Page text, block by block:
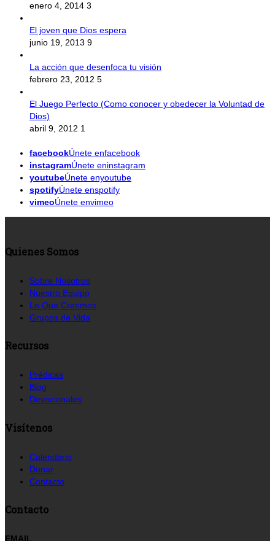
enero 4, 2014 3
El joven que Dios espera
junio 19, 2013 9
La acción que desenfoca tu visión
febrero 23, 2012 5
El Juego Perfecto (Como conocer y obedecer la Voluntad de
Dios)
abril 9, 2012 1
facebookÚnete enfacebook
instagramÚnete eninstagram
youtubeÚnete enyoutube
spotifyÚnete enspotify
vimeoÚnete envimeo
Quienes Somos
Sobre Nosotros
Nuestro Equipo
Lo Que Creemos
Grupos de Vida
Recursos
Prédicas
Blog
Devocionales
Visítenos
Calendario
Donar
Contacto
Contacto
EMAIL